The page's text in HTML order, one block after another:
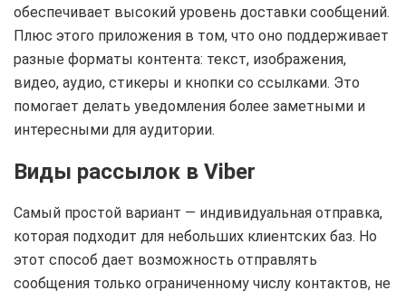
обеспечивает высокий уровень доставки сообщений.
Плюс этого приложения в том, что оно поддерживает
разные форматы контента: текст, изображения,
видео, аудио, стикеры и кнопки со ссылками. Это
помогает делать уведомления более заметными и
интересными для аудитории.
Виды рассылок в Viber
Самый простой вариант — индивидуальная отправка,
которая подходит для небольших клиентских баз. Но
этот способ дает возможность отправлять
сообщения только ограниченному числу контактов, не